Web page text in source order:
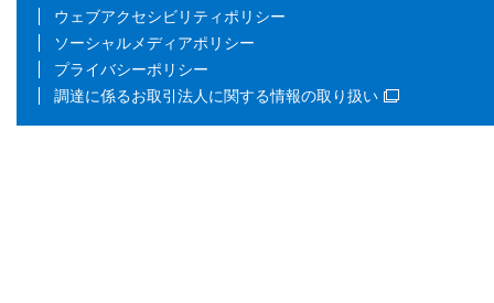
ウェブアクセシビリティポリシー
ソーシャルメディアポリシー
プライバシーポリシー
調達に係るお取引法人に関する情報の取り扱い